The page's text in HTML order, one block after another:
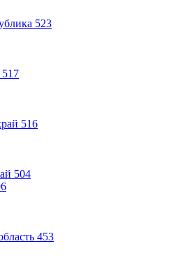
523
517
516
504
453